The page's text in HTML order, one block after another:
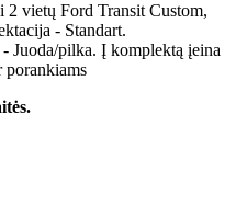
vietų Ford Transit Custom,
- Standart.
Juoda/pilka. Į komplektą įeina
porankiams